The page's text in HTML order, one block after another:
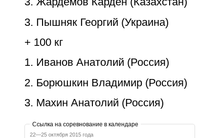
3. Пышняк Георгий (Украина)
+ 100 кг
1. Иванов Анатолий (Россия)
2. Борюшкин Владимир (Россия)
3. Махин Анатолий (Россия)
Ссылка на соревнование в календаре
22—25 октября 2015 года